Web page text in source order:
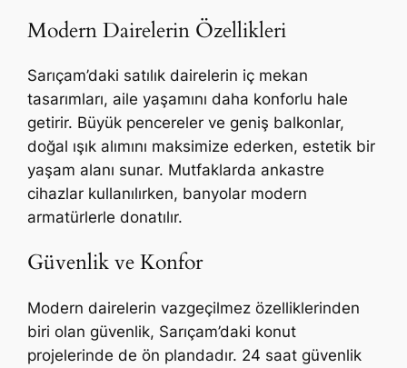
Modern Dairelerin Özellikleri
Sarıçam’daki satılık dairelerin iç mekan
tasarımları, aile yaşamını daha konforlu hale
getirir. Büyük pencereler ve geniş balkonlar,
doğal ışık alımını maksimize ederken, estetik bir
yaşam alanı sunar. Mutfaklarda ankastre
cihazlar kullanılırken, banyolar modern
armatürlerle donatılır.
Güvenlik ve Konfor
Modern dairelerin vazgeçilmez özelliklerinden
biri olan güvenlik, Sarıçam’daki konut
projelerinde de ön plandadır. 24 saat güvenlik